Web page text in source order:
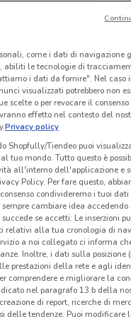
Conad Superstore
domenica 4.6 km
Alì e Alìper
il 19/08 19 km
come i dati di navigazione
abiliti le tecnologie di
i dati da fornire". Nel caso
visualizzati potrebbero non
scelte o per revocare il
effetto nel contesto del
Privacy policy
Shopfully/Tiendeo puoi
tuo mondo. Tutto questo è
all'interno dell'applicazione e
Policy. Per fare questo,
condivideremo i tuoi dati
cambiare idea accedendo
se accetti: Le inserzioni
relativi alla tua cronologia di
a noi collegato ci informa
Inoltre, i dati sulla posizione
prestazioni della rete e agli
comprendere e migliorare la
nel paragrafo 13.b della
di report, ricerche di
delle tendenze. Puoi modificare